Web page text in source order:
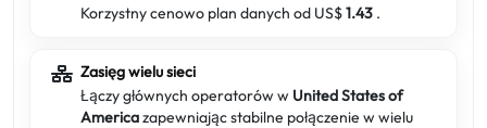
Korzystny cenowo plan danych od US$1.43 .
Zasięg wielu sieci
Łączy głównych operatorów w United States of
Americazapewniając stabilne połączenie w wielu